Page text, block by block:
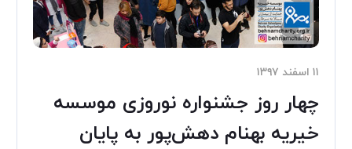
۱۱ اسفند ۱۳۹۷
چهار روز جشنواره نوروزی موسسه
خیریه بهنام دهش‌پور به پایان